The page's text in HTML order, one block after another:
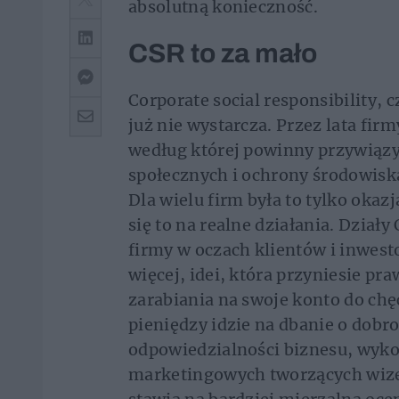
absolutną konieczność.
CSR to za mało
Corporate social responsibility,
już nie wystarcza. Przez lata
według której powinny
społecznych i ochrony
Dla wielu firm była to tylko
się to na realne działania.
firmy w oczach klientów i
więcej, idei, która przyniesie
zarabiania na swoje konto do
pieniędzy idzie na dbanie o
odpowiedzialności biznesu,
marketingowych tworzących